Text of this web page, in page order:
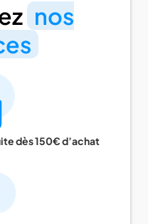
nos
dès 150€ d’achat